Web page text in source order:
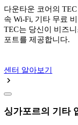
다운타운 코어의
속 Wi-Fi, 기타 무료
TEC는 당신이 비즈
포트를 제공합니다.
센터 알아보기
싱가포르의 기타